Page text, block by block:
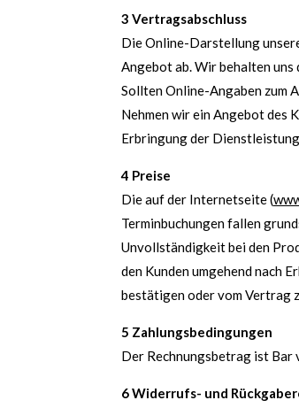
3 Vertragsabschluss
Die Online-Darstellung
Angebot ab. Wir behalten
Sollten Online-Angaben zum
Nehmen wir ein Angebot des
Erbringung der
4 Preise
Die auf der Internetseite (
Terminbuchungen fallen
Unvollständigkeit bei den
den Kunden umgehend nach
bestätigen oder vom Vertrag
5 Zahlungsbedingungen
Der Rechnungsbetrag ist
6 Widerrufs- und